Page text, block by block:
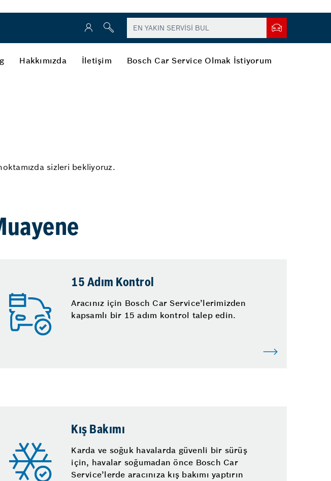
Hakkımızda İletişim Bosch Car Service Olmak İstiyorum
sizleri bekliyoruz.
15 Adım Kontrol
Aracınız için Bosch Car Service’lerimizden
kapsamlı bir 15 adım kontrol talep edin.
Kış Bakımı
Karda ve soğuk havalarda güvenli bir sürüş
için, havalar soğumadan önce Bosch Car
Service’lerde aracınıza kış bakımı yaptırın